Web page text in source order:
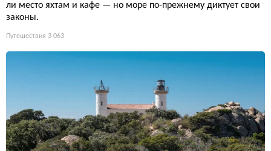
ли место яхтам и кафе — но море по-прежнему диктует свои
законы.
Путешествия 3 063